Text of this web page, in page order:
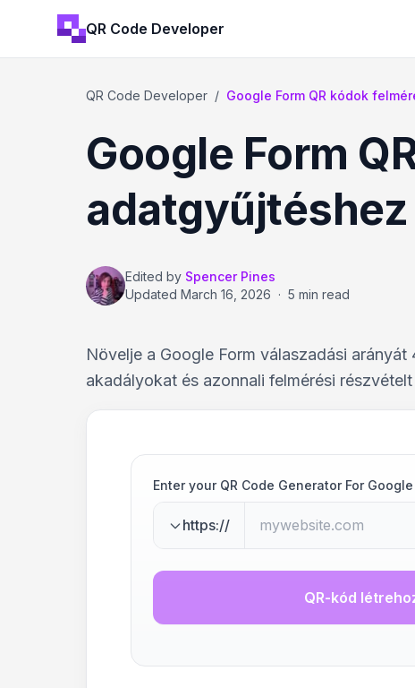
QR Code Developer
QR Code Developer / Google Form QR kódok
Google Form
adatgyűjtéshez
Edited by Spencer Pines
Updated March 16, 2026 · 5 min read
Növelje a Google Form válaszadási
akadályokat és azonnali felmérési
Enter your QR Code Generator For Google
https://
QR-kód